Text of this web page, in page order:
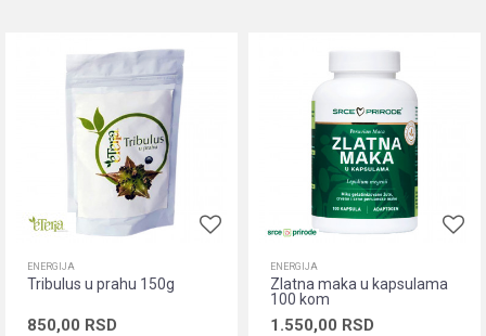
ENERGIJA
Tribulus u prahu 150g
850,00 RSD
ENERGIJA
Zlatna maka u kapsulama
100 kom
1.550,00 RSD